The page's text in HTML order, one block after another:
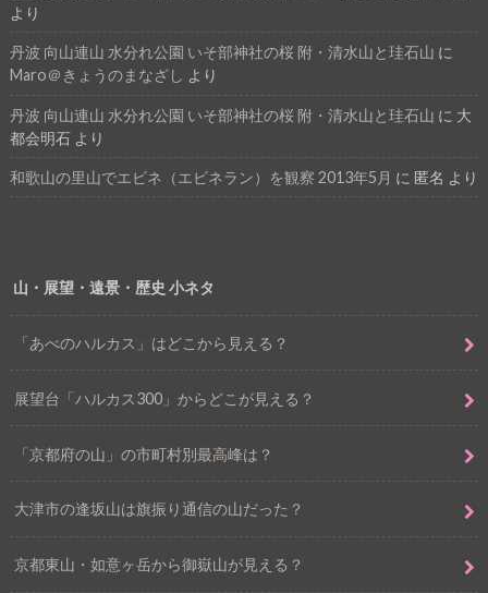
より
丹波 向山連山 水分れ公園 いそ部神社の桜 附・清水山と珪石山 に
Maro＠きょうのまなざし より
丹波 向山連山 水分れ公園 いそ部神社の桜 附・清水山と珪石山 に 大
都会明石より
和歌山の里山でエビネ（エビネラン）を観察 2013年5月 に 匿名 より
山・展望・遠景・歴史 小ネタ
「あべのハルカス」はどこから見える？
展望台「ハルカス300」からどこが見える？
「京都府の山」の市町村別最高峰は？
大津市の逢坂山は旗振り通信の山だった？
京都東山・如意ヶ岳から御嶽山が見える？